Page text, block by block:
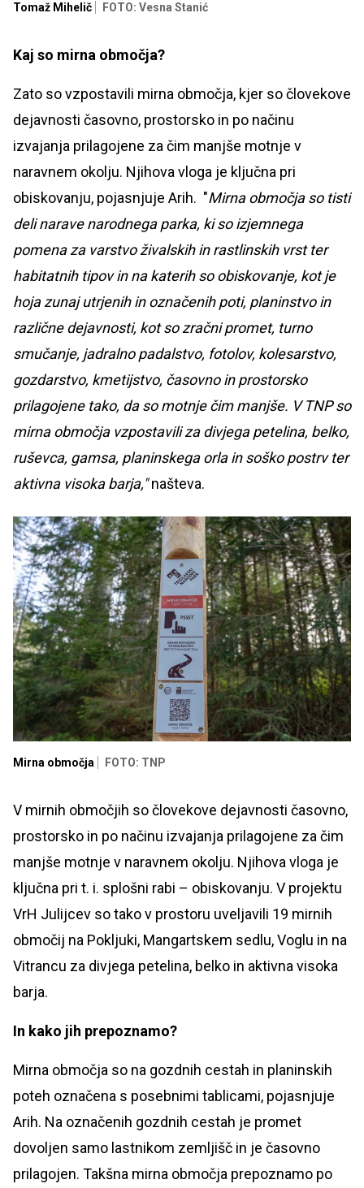
Tomaž Mihelič FOTO: Vesna Stanić
Kaj so mirna območja?
Zato so vzpostavili mirna območja, kjer so človekove
dejavnosti časovno, prostorsko in po načinu
izvajanja prilagojene za čim manjše motnje v
naravnem okolju. Njihova vloga je ključna pri
obiskovanju, pojasnjuje Arih. "Mirna območja so tisti
deli narave narodnega parka, ki so izjemnega
pomena za varstvo živalskih in rastlinskih vrst ter
habitatnih tipov in na katerih so obiskovanje, kot je
hoja zunaj utrjenih in označenih poti, planinstvo in
različne dejavnosti, kot so zračni promet, turno
smučanje, jadralno padalstvo, fotolov, kolesarstvo,
gozdarstvo, kmetijstvo, časovno in prostorsko
prilagojene tako, da so motnje čim manjše. V TNP so
mirna območja vzpostavili za divjega petelina, belko,
ruševca, gamsa, planinskega orla in soško postrv ter
aktivna visoka barja,"našteva.
Mirna območja FOTO: TNP
V mirnih območjih so človekove dejavnosti časovno,
prostorsko in po načinu izvajanja prilagojene za čim
manjše motnje v naravnem okolju. Njihova vloga je
ključna pri t. i. splošni rabi – obiskovanju. V projektu
VrH Julijcev so tako v prostoru uveljavili 19 mirnih
območij na Pokljuki, Mangartskem sedlu, Voglu in na
Vitrancu za divjega petelina, belko in aktivna visoka
barja.
In kako jih prepoznamo?
Mirna območja so na gozdnih cestah in planinskih
poteh označena s posebnimi tablicami, pojasnjuje
Arih. Na označenih gozdnih cestah je promet
dovoljen samo lastnikom zemljišč in je časovno
prilagojen. Takšna mirna območja prepoznamo po